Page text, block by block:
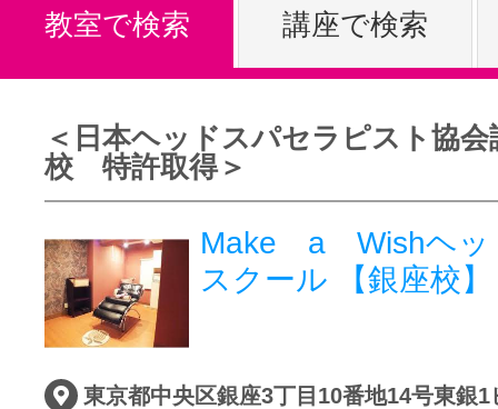
グッドスク
掲載のお問
教室で検索 講座で検索
＜日本ヘッドスパセラピスト協会
校 特許取得＞
Make a Wishヘッ
スクール 【銀座校】
東京都中央区銀座3丁目10番地14号東銀1